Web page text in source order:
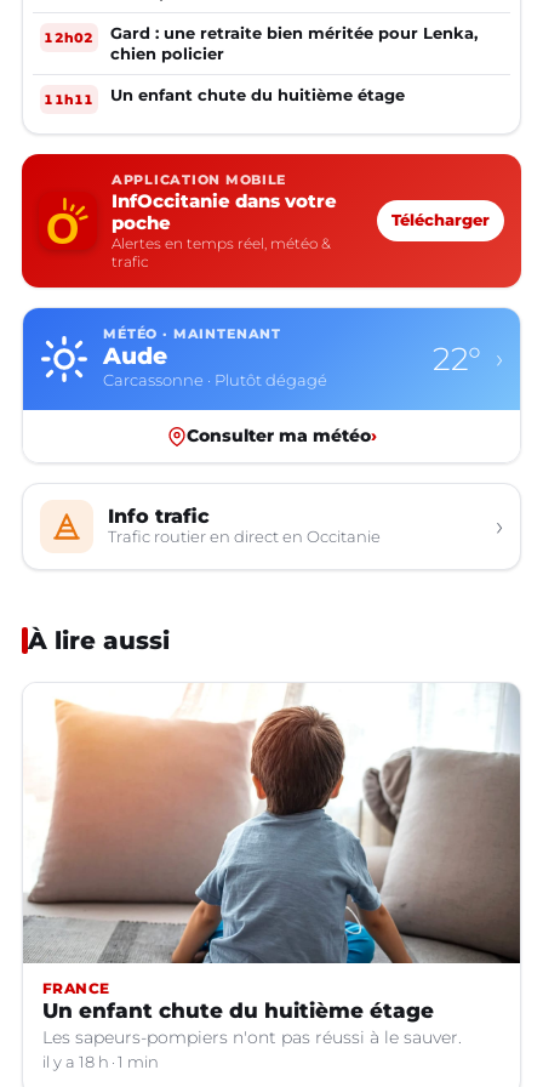
12h02
Gard : une retraite bien méritée pour Lenka,
chien policier
11h11 Un enfant chute du huitième étage
APPLICATION MOBILE
InfOccitanie dans votre
poche
Alertes en temps réel, météo &
trafic
Télécharger
MÉTÉO · MAINTENANT
Aude
Carcassonne · Plutôt dégagé
22° ›
Consulter ma météo›
Info trafic
Trafic routier en direct en Occitanie ›
À lire aussi
FRANCE
Un enfant chute du huitième étage
Les sapeurs-pompiers n'ont pas réussi à le sauver.
il y a 18 h 1 min